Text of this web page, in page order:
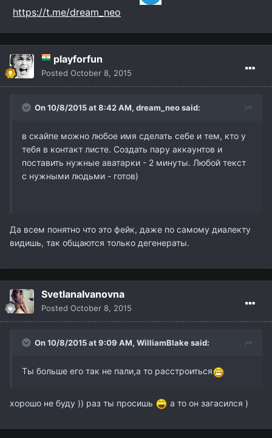
https://t.me/dream_neo
playforfun
Posted October 8, 2015
On 10/8/2015 at 8:42 AM, dream_neosaid:
в скайпе можно любое имя сделать себе и тем, кто у
тебя в контакт листе. Создать пару аккаунтов и
поставить нужные аватарки - 2 минуты. Любой текст
с нужными людьми - готов)
Да всем понятно что это фейк, даже по самому диалекту
видишь, так общаются только дегенераты.
SvetlanaIvanovna
Posted October 8, 2015
On 10/8/2015 at 9:09 AM, WilliamBlakesaid:
Ты больше его так не пали,а то расстроиться
хорошо не буду )) раз ты просишь а то он загасился )